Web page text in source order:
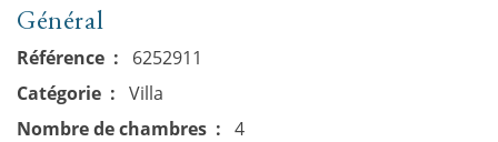
Général
Référence
6252911
Catégorie
Villa
Nombre de chambres
4